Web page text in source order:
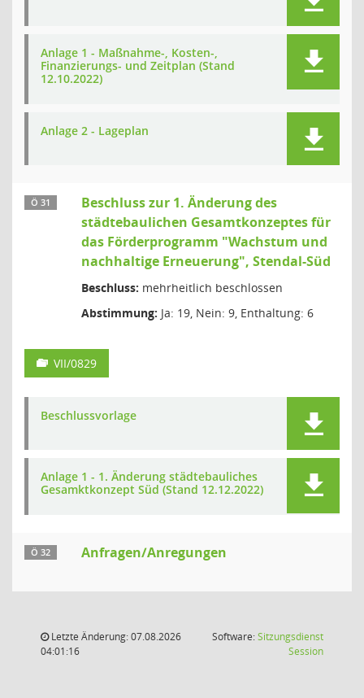
Anlage 1 - Maßnahme-, Kosten-,
Finanzierungs- und Zeitplan (Stand
12.10.2022)
Anlage 2 - Lageplan
Ö 31
Beschluss zur 1. Änderung des
städtebaulichen Gesamtkonzeptes für
das Förderprogramm "Wachstum und
nachhaltige Erneuerung", Stendal-Süd
Beschluss: mehrheitlich beschlossen
Abstimmung: Ja: 19, Nein: 9, Enthaltung: 6
VII/0829
Beschlussvorlage
Anlage 1 - 1. Änderung städtebauliches
Gesamktkonzept Süd (Stand 12.12.2022)
Ö 32 Anfragen/Anregungen
Letzte Änderung: 07.08.2026
04:01:16
Software:Sitzungsdienst
Session(Wird in